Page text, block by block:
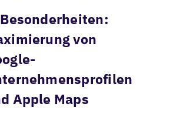
von
Apple Maps